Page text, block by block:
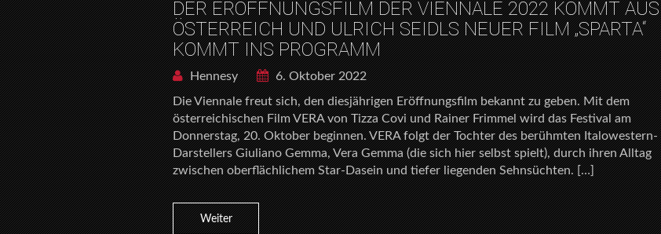
DER ERÖFFNUNGSFILM DER VIENNALE 2022 KOMMT AUS
ÖSTERREICH UND ULRICH SEIDLS NEUER FILM „SPARTA“
KOMMT INS PROGRAMM
Hennesy
6. Oktober 2022
Die Viennale freut sich, den diesjährigen Eröffnungsfilm bekannt zu geben. Mit dem
österreichischen Film VERA von Tizza Covi und Rainer Frimmel wird das Festival am
Donnerstag, 20. Oktober beginnen. VERA folgt der Tochter des berühmten Italowestern-
Darstellers Giuliano Gemma, Vera Gemma (die sich hier selbst spielt), durch ihren Alltag
zwischen oberflächlichem Star-Dasein und tiefer liegenden Sehnsüchten. […]
Weiter